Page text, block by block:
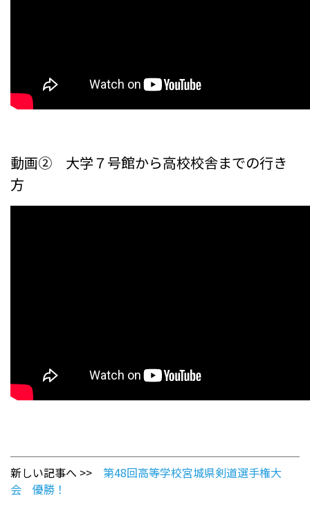
動画② 大学７号館から高校校舎までの行き
方
新しい記事へ >> 第48回高等学校宮城県剣道選手権大
会 優勝！